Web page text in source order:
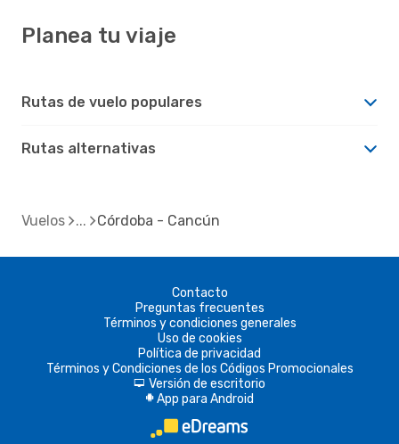
Planea tu viaje
Rutas de vuelo populares
Rutas alternativas
Vuelos Córdoba - Cancún
Contacto
Preguntas frecuentes
Términos y condiciones generales
Uso de cookies
Política de privacidad
Términos y Condiciones de los Códigos Promocionales
d Versión de escritorio
A App para Android